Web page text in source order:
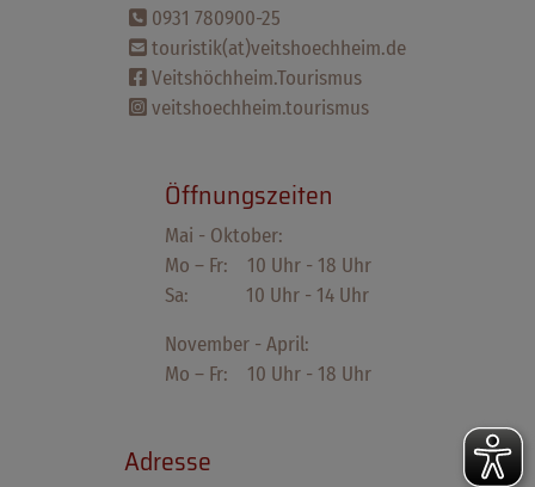
0931 780900-25
touristik(at)veitshoechheim.de
Veitshöchheim.Tourismus
veitshoechheim.tourismus
Öffnungszeiten
Mai - Oktober:
Mo – Fr: 10 Uhr - 18 Uhr
Sa: 10 Uhr - 14 Uhr
November - April:
Mo – Fr: 10 Uhr - 18 Uhr
Adresse